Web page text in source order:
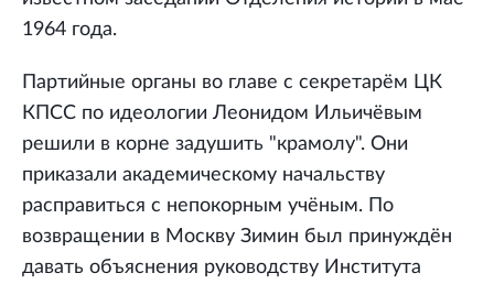
1964 года.
Партийные органы во главе с секретарём ЦК
КПСС по идеологии Леонидом Ильичёвым
решили в корне задушить "крамолу". Они
приказали академическому начальству
расправиться с непокорным учёным. По
возвращении в Москву Зимин был принуждён
давать объяснения руководству Института